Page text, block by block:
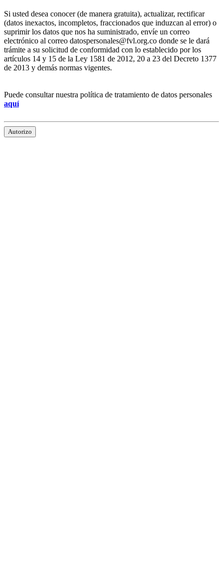
Si usted desea conocer (de manera gratuita), actualizar, rectificar
(datos inexactos, incompletos, fraccionados que induzcan al error) o
suprimir los datos que nos ha suministrado, envíe un correo
electrónico al correo datospersonales@fvl.org.co donde se le dará
trámite a su solicitud de conformidad con lo establecido por los
artículos 14 y 15 de la Ley 1581 de 2012, 20 a 23 del Decreto 1377
de 2013 y demás normas vigentes.
Puede consultar nuestra política de tratamiento de datos personales
aquí
Autorizo